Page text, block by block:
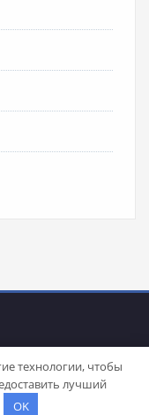
Stacyby SpiceThemes
технологии, чтобы
лучший
OK